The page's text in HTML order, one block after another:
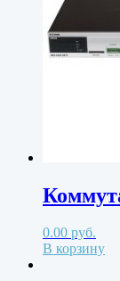
0.00 руб.
В корзину